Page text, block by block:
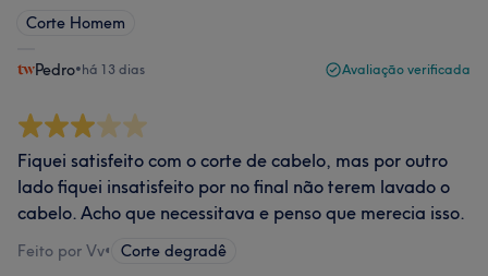
Corte Homem
Pedro•há 13 dias Avaliação verificada
Fiquei satisfeito com o corte de cabelo, mas por outro
lado fiquei insatisfeito por no final não terem lavado o
cabelo. Acho que necessitava e penso que merecia isso.
Feito por Vv• Corte degradê